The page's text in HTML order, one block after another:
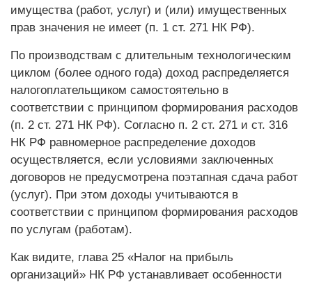
имущества (работ, услуг) и (или) имущественных
прав значения не имеет (п. 1 ст. 271 НК РФ).
По производствам с длительным технологическим
циклом (более одного года) доход распределяется
налогоплательщиком самостоятельно в
соответствии с принципом формирования расходов
(п. 2 ст. 271 НК РФ). Согласно п. 2 ст. 271 и ст. 316
НК РФ равномерное распределение доходов
осуществляется, если условиями заключенных
договоров не предусмотрена поэтапная сдача работ
(услуг). При этом доходы учитываются в
соответствии с принципом формирования расходов
по услугам (работам).
Как видите, глава 25 «Налог на прибыль
организаций» НК РФ устанавливает особенности